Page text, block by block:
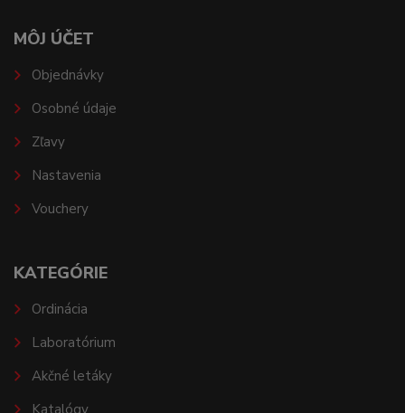
MÔJ ÚČET
Objednávky
Osobné údaje
Zľavy
Nastavenia
Vouchery
KATEGÓRIE
Ordinácia
Laboratórium
Akčné letáky